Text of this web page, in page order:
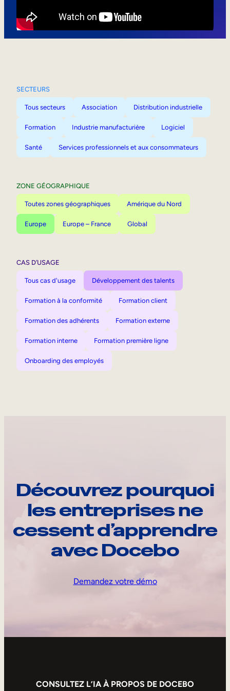
SECTEURS
Tous secteurs Association Distribution industrielle
Formation Industrie manufacturière Logiciel
Santé Services professionnels et aux consommateurs
ZONE GÉOGRAPHIQUE
Toutes zones géographiques Amérique du Nord
Europe Europe – France Global
CAS D’USAGE
Tous cas d'usage Développement des talents
Formation à la conformité Formation client
Formation des adhérents Formation externe
Formation interne Formation première ligne
Onboarding des employés
Découvrez pourquoi
les entreprises ne
cessent d’apprendre
avec Docebo
Demandez votre démo
CONSULTEZ L’IA À PROPOS DE DOCEBO